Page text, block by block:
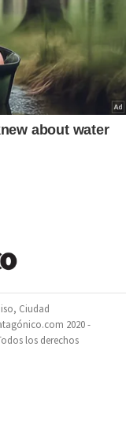
Ciudad
2020 -
los derechos